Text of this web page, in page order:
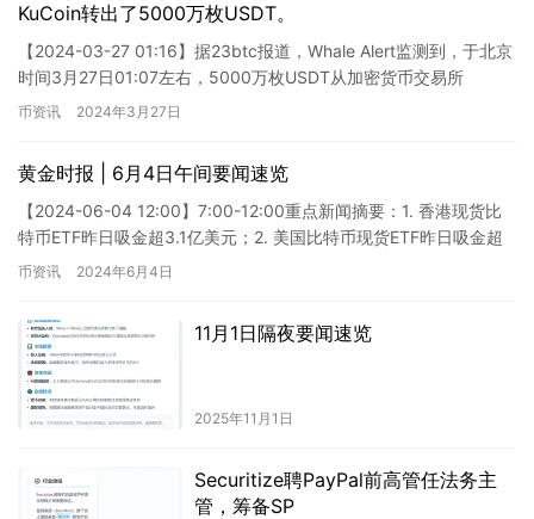
KuCoin转出了5000万枚USDT。
【2024-03-27 01:16】据23btc报道，Whale Alert监测到，于北京
时间3月27日01:07左右，5000万枚USDT从加密货币交易所
KuCoin转出，流入以…
币资讯 2024年3月27日
黄金时报 | 6月4日午间要闻速览
【2024-06-04 12:00】7:00-12:00重点新闻摘要：1. 香港现货比
特币ETF昨日吸金超3.1亿美元；2. 美国比特币现货ETF昨日吸金超
10.5亿美元；3. d…
币资讯 2024年6月4日
11月1日隔夜要闻速览
2025年11月1日
Securitize聘PayPal前高管任法务主
管，筹备SP